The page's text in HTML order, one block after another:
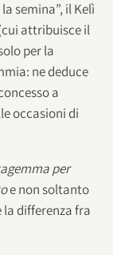
semina”, il Kelì
attribuisce il
per la
ne deduce
a
occasioni di
per
e non soltanto
la differenza fra